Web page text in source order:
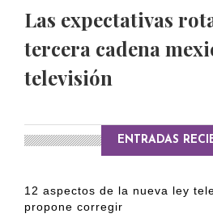
Las expectativas
tercera cadena
televisión
ENTRADAS
12 aspectos de la nueva ley
propone corregir